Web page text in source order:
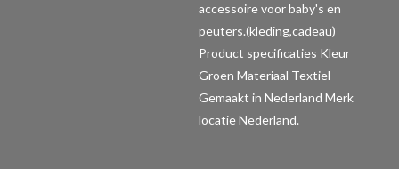
accessoire voor baby's en
peuters.(kleding,cadeau)
Product specificaties Kleur
Groen Materiaal Textiel
Gemaakt in Nederland Merk
locatie Nederland.